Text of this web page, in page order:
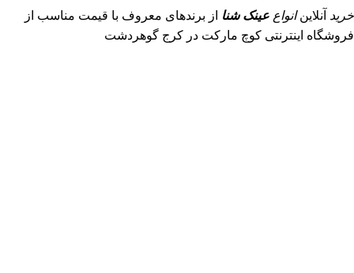
خرید آنلاینانواع عینک شنا
از برندهای معروف با قیمت مناسب از
فروشگاه اینترنتی کوچ مارکت در کرج گوهردشت